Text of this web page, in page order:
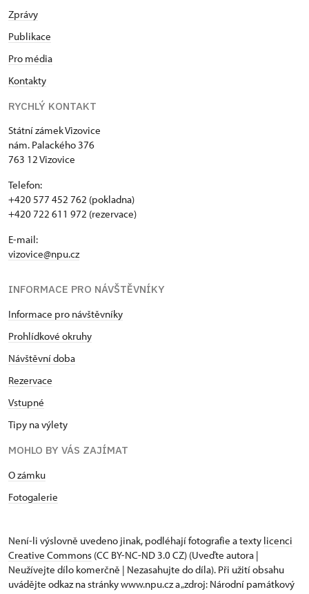
Zprávy
Publikace
Pro média
Kontakty
RYCHLÝ KONTAKT
Státní zámek Vizovice
nám. Palackého 376
763 12 Vizovice
Telefon:
+420 577 452 762 (pokladna)
+420 722 611 972 (rezervace)
E-mail:
vizovice@npu.cz
INFORMACE PRO NÁVŠTĚVNÍKY
Informace pro návštěvníky
Prohlídkové okruhy
Návštěvní doba
Rezervace
Vstupné
Tipy na výlety
MOHLO BY VÁS ZAJÍMAT
O zámku
Fotogalerie
Není-li výslovně uvedeno jinak, podléhají fotografie a texty licenci
Creative Commons (CC BY-NC-ND 3.0 CZ) (Uveďte autora |
Neužívejte dílo komerčně | Nezasahujte do díla). Při užití obsahu
uvádějte odkaz na stránky www.npu.cz a „zdroj: Národní památkový